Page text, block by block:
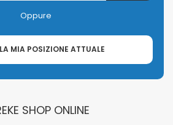
Oppure
MIA POSIZIONE ATTUALE
SHOP ONLINE